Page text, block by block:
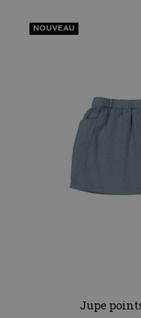
NOUVEAU
Jupe